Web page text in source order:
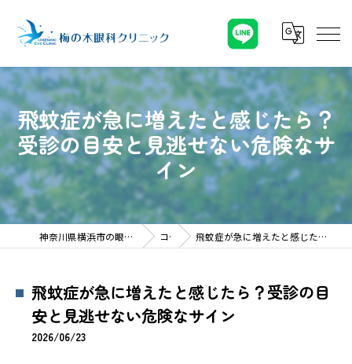
飛蚊症が急に増えたと感じたら？
受診の目安と見逃せない危険なサ
イン
神奈川県横浜市の眼科なら梅の木眼科クリニック コラム 飛蚊症が急に増えたと感じたら？受診の目安と見逃せない危険なサイン
飛蚊症が急に増えたと感じたら？受診の目
安と見逃せない危険なサイン
2026/06/23